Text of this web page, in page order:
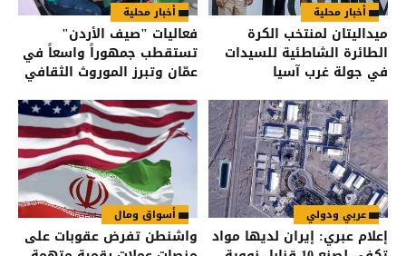
أخبار محلية
ميداليتان لمنتخب الكرة
الطائرة الشاطئية للسيدات
في جولة غرب آسيا
أخبار محلية
فعاليات "صيف الأردن"
تستقطب جمهوراً واسعاً في
عمّان وتبرز الموروث الثقافي
عربي ودولي
إعلام عبري: إيران لديها مواد
أسواق ومال
واشنطن تفرض عقوبات على